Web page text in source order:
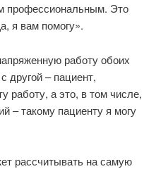
профессиональным. Это
я вам помогу».
работу обоих
другой – пациент,
работу, а это, в том числе,
– такому пациенту я могу
рассчитывать на самую